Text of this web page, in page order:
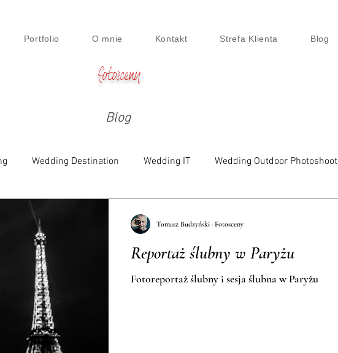
Portfolio O mnie Kontakt Strefa Klienta Blog
fotosceny
Blog
Wedding Destination Wedding IT Wedding Outdoor Photoshoot
Family
Session Maternity
Reportaż ślubny w Paryżu
Fotoreportaż ślubny i sesja ślubna w Paryżu
Tomasz Budzyński · Fotosceny